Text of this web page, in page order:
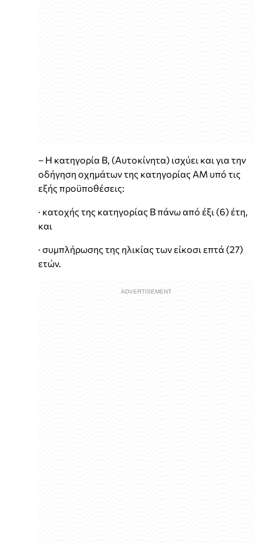
– Η κατηγορία Β, (Αυτοκίνητα) ισχύει και για την
οδήγηση οχη­μάτων της κατηγορίας ΑΜ υπό τις
εξής προϋποθέσεις:
· κατοχής της κατηγορίας Β πάνω από έξι (6) έτη,
και
· συμπλήρωσης της ηλικίας των είκοσι επτά (27)
ετών.